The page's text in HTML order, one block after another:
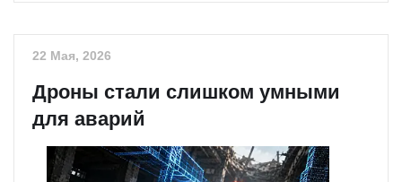
22 Мая, 2026
Дроны стали слишком умными
для аварий